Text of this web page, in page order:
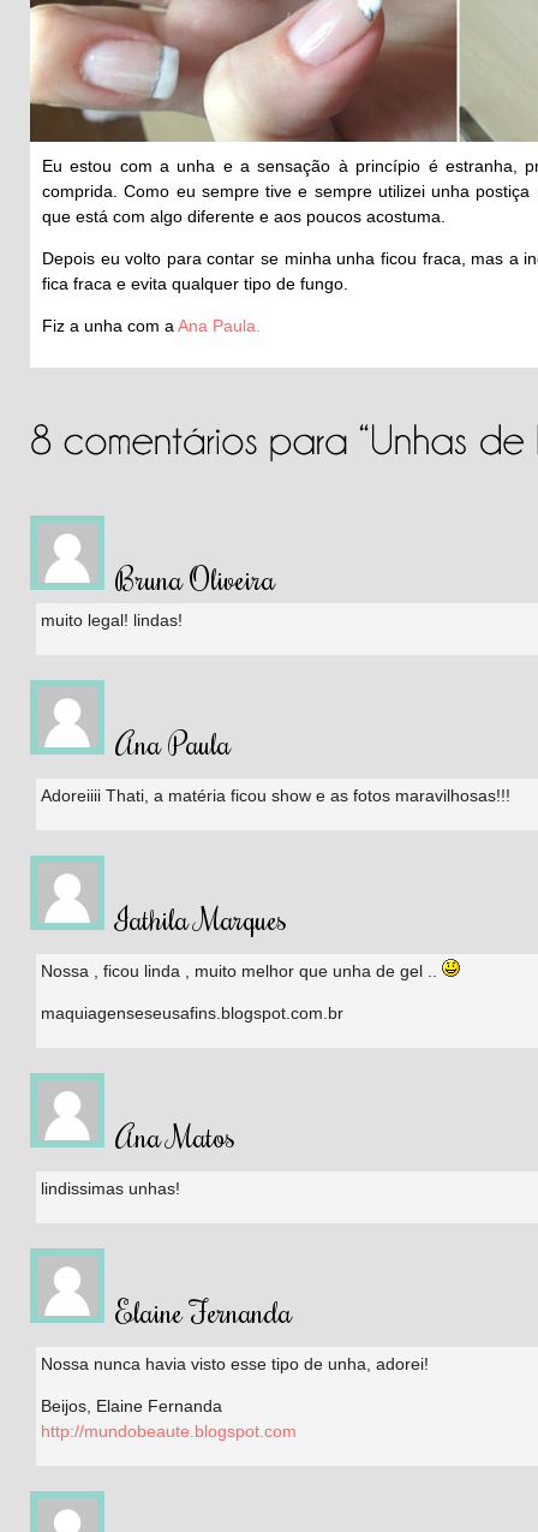
Eu estou com a unha e a sensação à princípio é estranha,
comprida. Como eu sempre tive e sempre utilizei unha
que está com algo diferente e aos poucos acostuma.
Depois eu volto para contar se minha unha ficou fraca, mas a
fica fraca e evita qualquer tipo de fungo.
Fiz a unha com a Ana Paula.
Bruna Oliveira
muito legal! lindas!
Ana Paula
Adoreiiii Thati, a matéria ficou show e as fotos maravilhosas!!!
Iathila Marques
Nossa , ficou linda , muito melhor que unha de gel ..
maquiagenseseusafins.blogspot.com.br
Ana Matos
lindissimas unhas!
Elaine Fernanda
Nossa nunca havia visto esse tipo de unha, adorei!
Beijos, Elaine Fernanda
http://mundobeaute.blogspot.com